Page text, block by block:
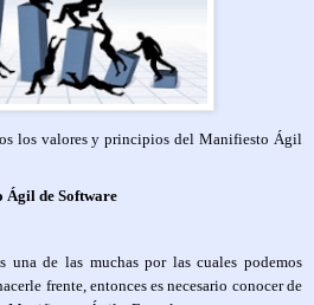
los valores y principios del Manifiesto Ágil
de Software
una de las muchas por las cuales podemos
frente, entonces es necesario conocer de